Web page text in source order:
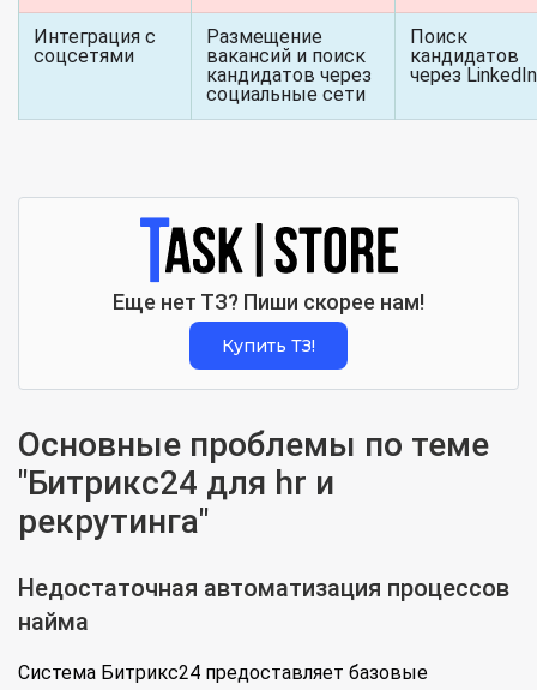
Интеграция с
соцсетями
Размещение
вакансий и поиск
кандидатов через
социальные сети
Поиск
кандидатов
через LinkedIn
Еще нет ТЗ? Пиши скорее нам!
Купить ТЗ!
Основные проблемы по теме
"Битрикс24 для hr и
рекрутинга"
Недостаточная автоматизация процессов
найма
Система Битрикс24 предоставляет базовые